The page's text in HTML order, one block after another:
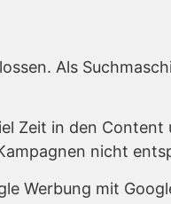
Als
Zeit in den
nicht
Werbung mit